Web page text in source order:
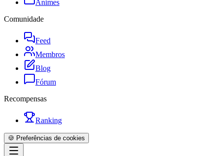
Animes
Comunidade
Feed
Membros
Blog
Fórum
Recompensas
Ranking
🍪 Preferências de cookies